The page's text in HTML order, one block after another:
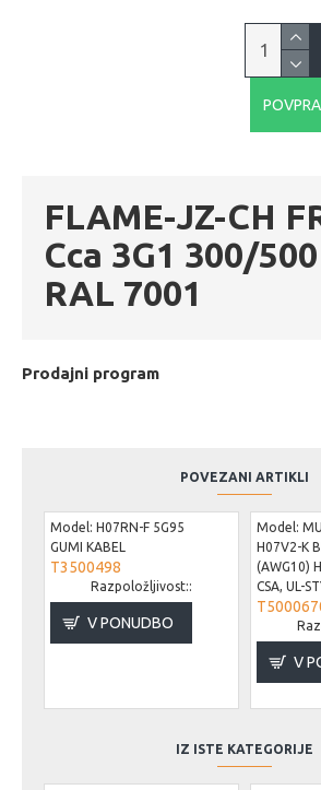
FLAME-JZ-CH
Cca 3G1 300/
RAL 7001
Prodajni program
POVEZANI ARTIKLI
Model: H07RN-F 5G95
GUMI KABEL
T3500498
Razpoložljivost::
V PONUDBO
Model:
H07V2-K
(AWG10)
CSA, UL-
V
IZ ISTE KATEGORIJE